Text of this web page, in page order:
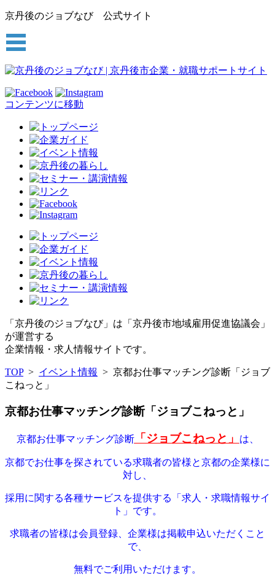
京丹後のジョブなび 公式サイト
コンテンツに移動
「京丹後のジョブなび」は「京丹後市地域雇用促進協議会」
が運営する
企業情報・求人情報サイトです。
TOP> イベント情報 > 京都お仕事マッチング診断「ジョブ
こねっと」
京都お仕事マッチング診断「ジョブこねっと」
京都お仕事マッチング診断「ジョブこねっと」 は、
京都でお仕事を探されている求職者の皆様と京都の企業様に
対し、
採用に関する各種サービスを提供する「求人・求職情報サイ
ト」です。
求職者の皆様は会員登録、企業様は掲載申込いただくこと
で、
無料でご利用いただけます。